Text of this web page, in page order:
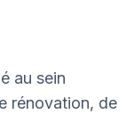
au sein
rénovation, de